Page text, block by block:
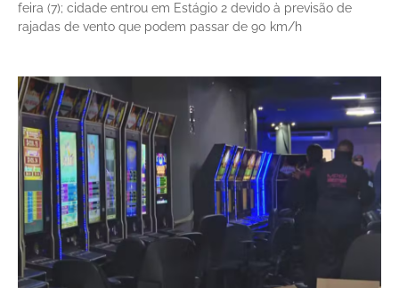
feira (7); cidade entrou em Estágio 2 devido à previsão de
rajadas de vento que podem passar de 90 km/h